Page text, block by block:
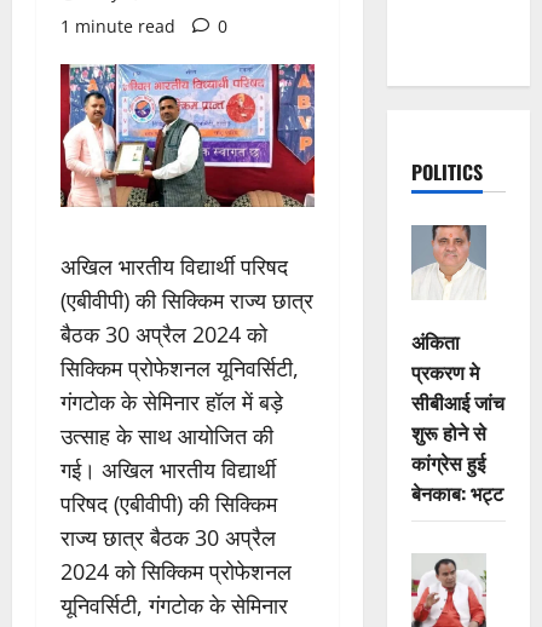
1 minute read
0
अखिल भारतीय विद्यार्थी परिषद
(एबीवीपी) की सिक्किम राज्य छात्र
बैठक 30 अप्रैल 2024 को
सिक्किम प्रोफेशनल यूनिवर्सिटी,
गंगटोक के सेमिनार हॉल में बड़े
उत्साह के साथ आयोजित की
गई। अखिल भारतीय विद्यार्थी
परिषद (एबीवीपी) की सिक्किम
राज्य छात्र बैठक 30 अप्रैल
2024 को सिक्किम प्रोफेशनल
यूनिवर्सिटी, गंगटोक के सेमिनार
POLITICS
अंकिता
प्रकरण मे
सीबीआई जांच
शुरू होने से
कांग्रेस हुई
बेनकाब: भट्ट